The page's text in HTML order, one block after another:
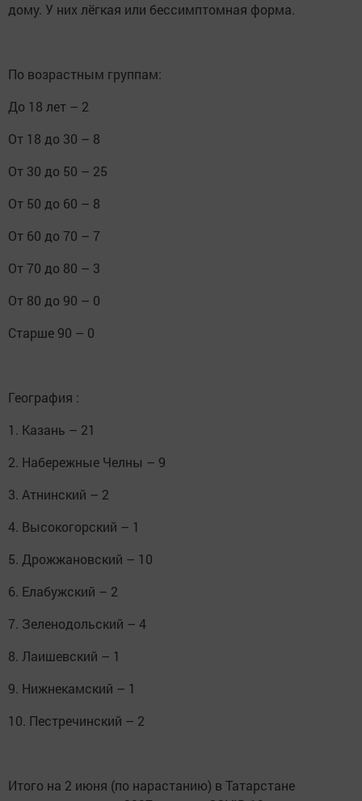
дому. У них лёгкая или бессимптомная форма.⠀
По возрастным группам:⠀
До 18 лет – 2⠀
От 18 до 30 – 8⠀
От 30 до 50 – 25⠀
От 50 до 60 – 8⠀
От 60 до 70 – 7⠀
От 70 до 80 – 3⠀
От 80 до 90 – 0⠀
Старше 90 – 0⠀
География :⠀
1. Казань – 21⠀
2. Набережные Челны – 9⠀
3. Атнинский – 2⠀
4. Высокогорский – 1⠀
5. Дрожжановский – 10⠀
6. Елабужский – 2⠀
7. Зеленодольский – 4⠀
8. Лаишевский – 1⠀
9. Нижнекамский – 1⠀
10. Пестречинский – 2⠀
Итого на 2 июня (по нарастанию) в Татарстане